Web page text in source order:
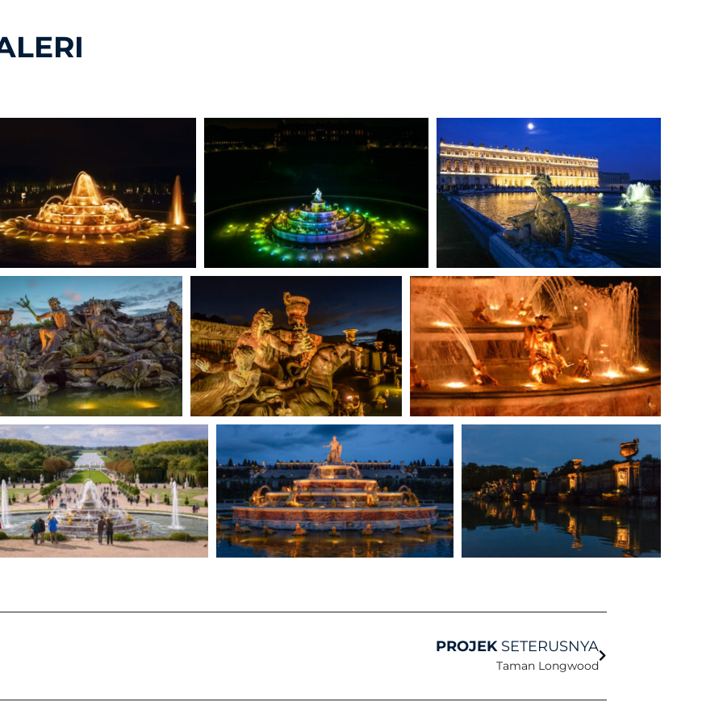
PROJEKSETERUSNYA
Taman Longwood